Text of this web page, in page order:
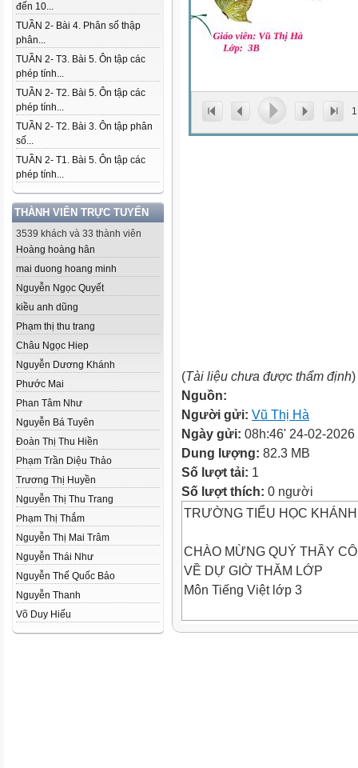
đến 10...
TUẦN 2- Bài 4. Phân số thập
phân...
TUẦN 2- T3. Bài 5. Ôn tập các
phép tính...
TUẦN 2- T2. Bài 5. Ôn tập các
phép tính...
TUẦN 2- T2. Bài 3. Ôn tập phân
số...
TUẦN 2- T1. Bài 5. Ôn tập các
phép tính...
THÀNH VIÊN TRỰC TUYẾN
3539 khách và 33 thành viên
Hoàng hoàng hân
mai duong hoang minh
Nguyễn Ngọc Quyết
kiều anh dũng
Phạm thị thu trang
Châu Ngọc Hiep
Nguyễn Dương Khánh
Phước Mai
Phan Tâm Như
Nguyễn Bá Tuyên
Đoàn Thị Thu Hiền
Phạm Trần Diệu Thảo
Trương Thị Huyền
Nguyễn Thị Thu Trang
Phạm Thị Thắm
Nguyễn Thị Mai Trâm
Nguyễn Thái Như
Nguyễn Thế Quốc Bảo
Nguyễn Thanh
Võ Duy Hiếu
1
(Tài liệu chưa được thẩm định)
Nguồn:
Người gửi: Vũ Thị Hà
Ngày gửi: 08h:46' 24-02-2026
Dung lượng: 82.3 MB
Số lượt tải: 1
Số lượt thích: 0 người
TRƯỜNG TIỂU HỌC
CHÀO MỪNG QUÝ THẦY CÔ
VỀ DỰ GIỜ THĂM LỚP
Môn Tiếng Việt lớp 3